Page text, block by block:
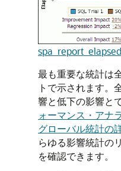
最も重要な統計は
トで示されます。
響と低下の影響と
ォーマンス・アナ
グローバル統計の
らゆる影響統計の
を確認できます。